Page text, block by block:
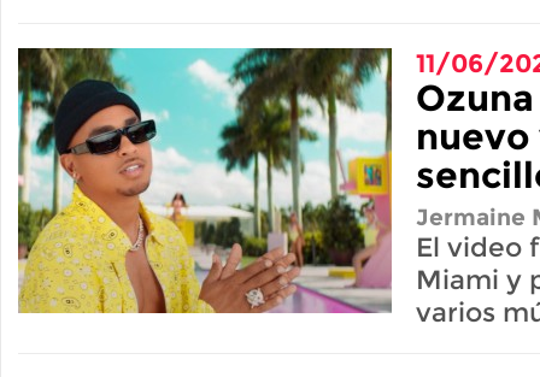
11/06/
Jermaine
El video
Miami y
varios